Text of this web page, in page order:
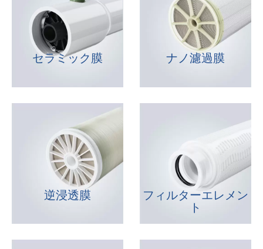
セラミック膜 ナノ濾過膜
逆浸透膜
フィルターエレメン
ト